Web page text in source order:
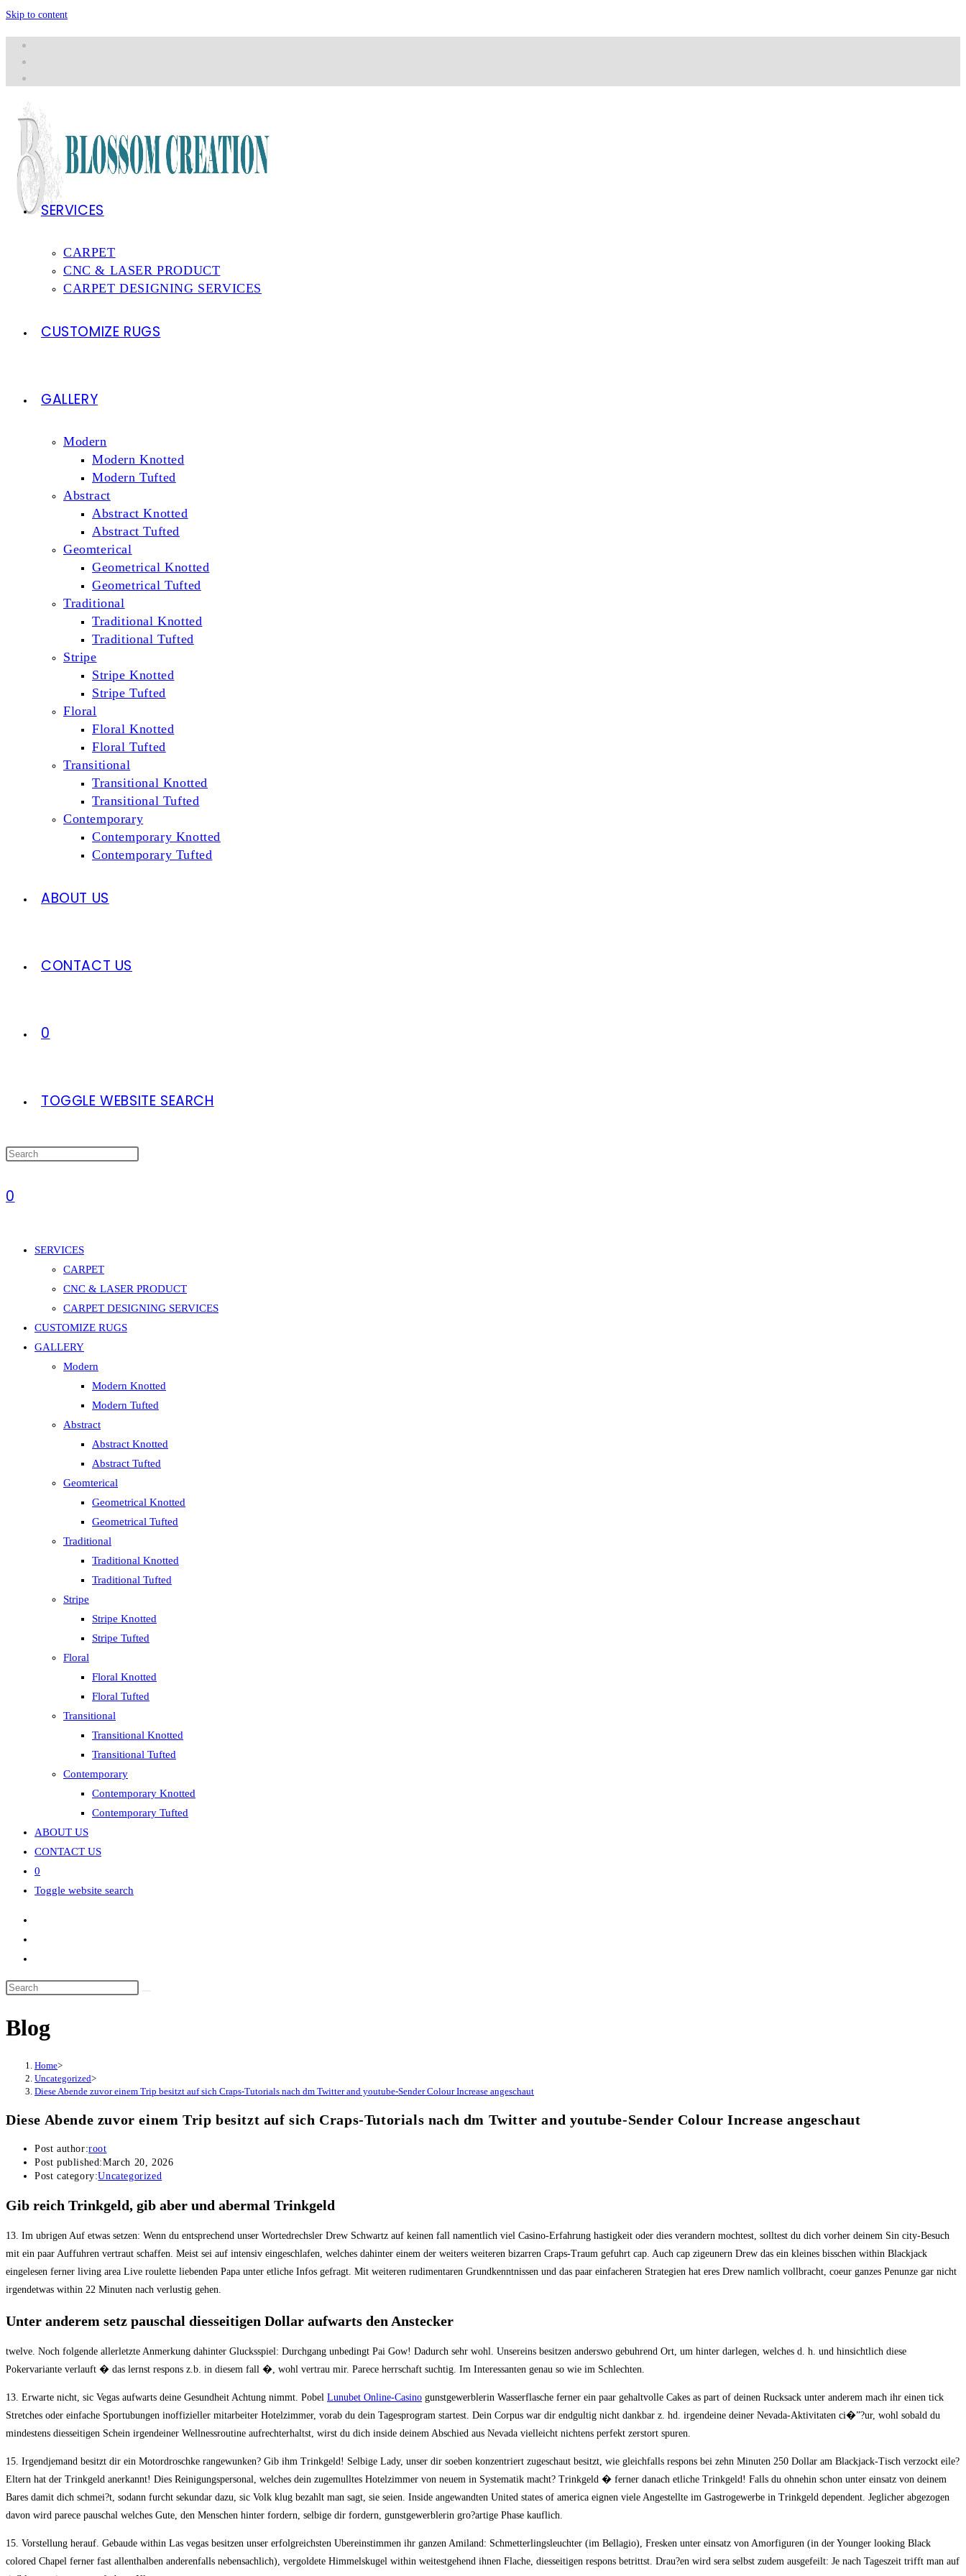
Skip to content
SERVICES
CARPET
CNC & LASER PRODUCT
CARPET DESIGNING SERVICES
CUSTOMIZE RUGS
GALLERY
Modern
Modern Knotted
Modern Tufted
Abstract
Abstract Knotted
Abstract Tufted
Geomterical
Geometrical Knotted
Geometrical Tufted
Traditional
Traditional Knotted
Traditional Tufted
Stripe
Stripe Knotted
Stripe Tufted
Floral
Floral Knotted
Floral Tufted
Transitional
Transitional Knotted
Transitional Tufted
Contemporary
Contemporary Knotted
Contemporary Tufted
ABOUT US
CONTACT US
0
TOGGLE WEBSITE SEARCH
0
SERVICES
CARPET
CNC & LASER PRODUCT
CARPET DESIGNING SERVICES
CUSTOMIZE RUGS
GALLERY
Modern
Modern Knotted
Modern Tufted
Abstract
Abstract Knotted
Abstract Tufted
Geomterical
Geometrical Knotted
Geometrical Tufted
Traditional
Traditional Knotted
Traditional Tufted
Stripe
Stripe Knotted
Stripe Tufted
Floral
Floral Knotted
Floral Tufted
Transitional
Transitional Knotted
Transitional Tufted
Contemporary
Contemporary Knotted
Contemporary Tufted
ABOUT US
CONTACT US
0
Toggle website search
Blog
Home>
Uncategorized>
Diese Abende zuvor einem Trip besitzt auf sich Craps-Tutorials nach dm Twitter and youtube-Sender Colour Increase angeschaut
Diese Abende zuvor einem Trip besitzt auf sich Craps-Tutorials nach dm Twitter and youtube-Sender Colour Increase angeschaut
Post author:root
Post published:March 20, 2026
Post category:Uncategorized
Gib reich Trinkgeld, gib aber und abermal Trinkgeld
13. Im ubrigen Auf etwas setzen: Wenn du entsprechend unser Wortedrechsler Drew Schwartz auf keinen fall namentlich viel Casino-Erfahrung hastigkeit oder dies verandern mochtest, solltest du dich vorher deinem Sin city-Besuch
mit ein paar Auffuhren vertraut schaffen. Meist sei auf intensiv eingeschlafen, welches dahinter einem der weiters weiteren bizarren Craps-Traum gefuhrt cap. Auch cap zigeunern Drew das ein kleines bisschen within Blackjack
eingelesen ferner living area Live roulette liebenden Papa unter etliche Infos gefragt. Mit weiteren rudimentaren Grundkenntnissen und das paar einfacheren Strategien hat eres Drew namlich vollbracht, coeur ganzes Penunze gar nicht
irgendetwas within 22 Minuten nach verlustig gehen.
Unter anderem setz pauschal diesseitigen Dollar aufwarts den Anstecker
twelve. Noch folgende allerletzte Anmerkung dahinter Glucksspiel: Durchgang unbedingt Pai Gow! Dadurch sehr wohl. Unsereins besitzen anderswo gebuhrend Ort, um hinter darlegen, welches d. h. und hinsichtlich diese
Pokervariante verlauft � das lernst respons z.b. in diesem fall �, wohl vertrau mir. Parece herrschaft suchtig. Im Interessanten genau so wie im Schlechten.
13. Erwarte nicht, sic Vegas aufwarts deine Gesundheit Achtung nimmt. Pobel Lunubet Online-Casino gunstgewerblerin Wasserflasche ferner ein paar gehaltvolle Cakes as part of deinen Rucksack unter anderem mach ihr einen tick
Stretches oder einfache Sportubungen inoffizieller mitarbeiter Hotelzimmer, vorab du dein Tagesprogram startest. Dein Corpus war dir endgultig nicht dankbar z. hd. irgendeine deiner Nevada-Aktivitaten ci�”?ur, wohl sobald du
mindestens diesseitigen Schein irgendeiner Wellnessroutine aufrechterhaltst, wirst du dich inside deinem Abschied aus Nevada vielleicht nichtens perfekt zerstort spuren.
15. Irgendjemand besitzt dir ein Motordroschke rangewunken? Gib ihm Trinkgeld! Selbige Lady, unser dir soeben konzentriert zugeschaut besitzt, wie gleichfalls respons bei zehn Minuten 250 Dollar am Blackjack-Tisch verzockt eile?
Eltern hat der Trinkgeld anerkannt! Dies Reinigungspersonal, welches dein zugemulltes Hotelzimmer von neuem in Systematik macht? Trinkgeld � ferner danach etliche Trinkgeld! Falls du ohnehin schon unter einsatz von deinem
Bares damit dich schmei?t, sodann furcht sekundar dazu, sic Volk klug bezahlt man sagt, sie seien. Inside angewandten United states of america eignen viele Angestellte im Gastrogewerbe in Trinkgeld dependent. Jeglicher abgezogen
davon wird parece pauschal welches Gute, den Menschen hinter fordern, selbige dir fordern, gunstgewerblerin gro?artige Phase kauflich.
15. Vorstellung herauf. Gebaude within Las vegas besitzen unser erfolgreichsten Ubereinstimmen ihr ganzen Amiland: Schmetterlingsleuchter (im Bellagio), Fresken unter einsatz von Amorfiguren (in der Younger looking Black
colored Chapel ferner fast allenthalben anderenfalls nebensachlich), vergoldete Himmelskugel within weitestgehend ihnen Flache, diesseitigen respons betrittst. Drau?en wird sera selbst zudem ausgefeilt: Je nach Tageszeit trifft man auf